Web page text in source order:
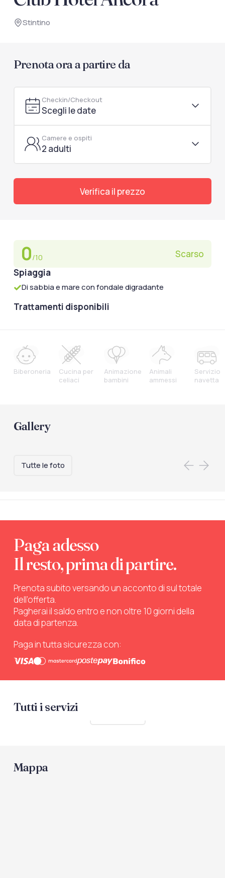
documenti di viaggio.
Stintino
Prenota ora a partire da
Checkin/Checkout
Scegli le date
Camere e ospiti
2 adulti
Verifica il prezzo
0/10
Scarso
Spiaggia
Di sabbia e mare con fondale digradante
Trattamenti disponibili
Biberoneria
Cucina per
celiaci
Animazione
bambini
Animali
ammessi
Servizio
navetta
Gallery
Tutte le foto
Paga adesso
Il resto, prima di partire.
Prenota subito versando un acconto di sul totale
dell’offerta.
Pagherai il saldo entro e non oltre 10 giorni della
data di partenza.
Paga in tutta sicurezza con:
Tutti i servizi
Mappa